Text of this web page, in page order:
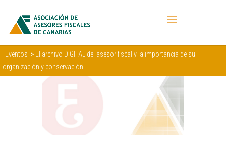
Eventos > El archivo DIGITAL del asesor fiscal y la importancia de su
organización y conservación